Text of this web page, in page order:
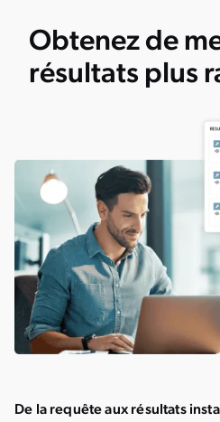
Obtenez de
résultats plus
De la requête aux résultats